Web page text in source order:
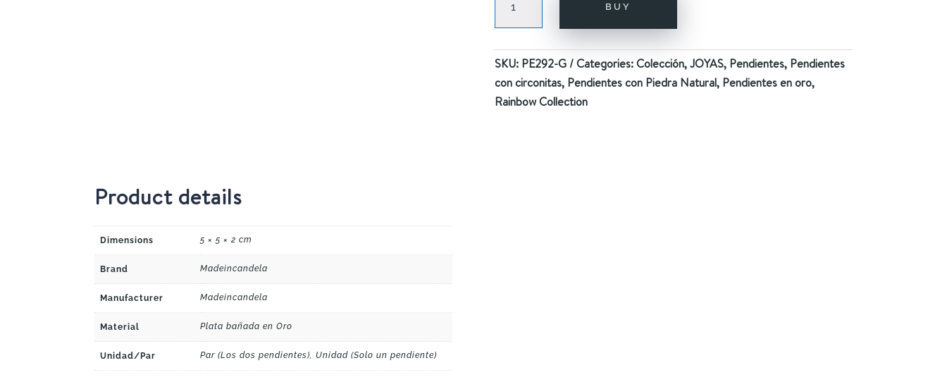
RAINBOW
GOLD
quantity
BUY
SKU: PE292-G Categories:Colección,JOYAS, Pendientes, Pendientes
con circonitas, Pendientes con Piedra Natural, Pendientes en oro,
Rainbow Collection
Product details
Dimensions 5 × 5 × 2 cm
Brand Madeincandela
Manufacturer Madeincandela
Material Plata bañada en Oro
Unidad/Par Par (Los dos pendientes), Unidad (Solo un pendiente)